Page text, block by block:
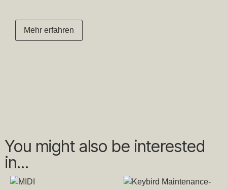
Mehr erfahren
You might also be interested
in...